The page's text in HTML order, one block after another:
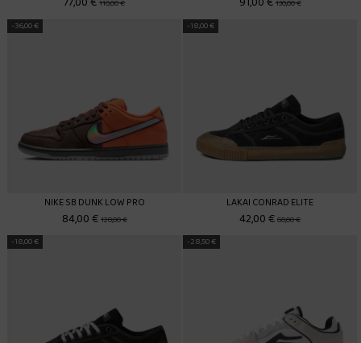
110,00 € 130,00 €
-36,00 €
NIKE SB DUNK LOW PRO
84,00 €120,00 €
-18,00 €
LAKAI CONRAD ELITE
42,00 €60,00 €
-18,00 € -28,50 €